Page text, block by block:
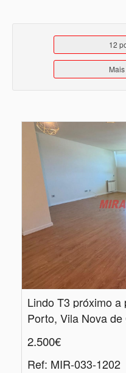
12
Lindo T3 próximo a
Porto, Vila Nova
2.500€
Ref: MIR-033-1202